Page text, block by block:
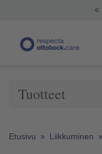
Tuotteet
Etusivu Liikkuminen